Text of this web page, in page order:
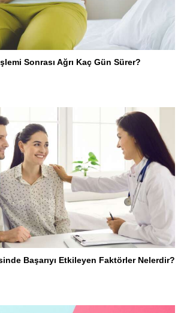
Sonrası Ağrı Kaç Gün Sürer?
Başarıyı Etkileyen Faktörler Nelerdir?